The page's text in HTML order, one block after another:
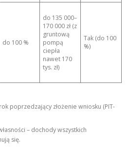
do 100 %
do 135 000–
170 000 zł (z
gruntową
pompą
ciepła
nawet 170
tys. zł)
Tak (do 100
%)
poprzedzający złożenie wniosku (PIT-
– dochody wszystkich
się.